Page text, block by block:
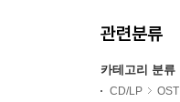
관련분류
카테고리 분류
CD/LP OST